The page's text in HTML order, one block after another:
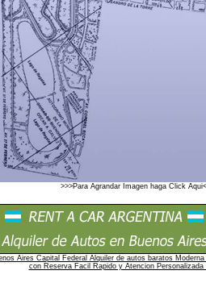
>>>Para Agrandar Imagen haga Click
Aires Capital Federal Alquiler de autos baratos
con Reserva Facil Rapido y Atencion Personalizada